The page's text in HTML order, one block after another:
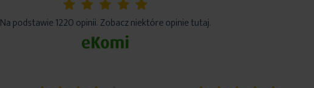
5%
Na podstawie 1220 opinii. Zobacz niektóre opinie tutaj.